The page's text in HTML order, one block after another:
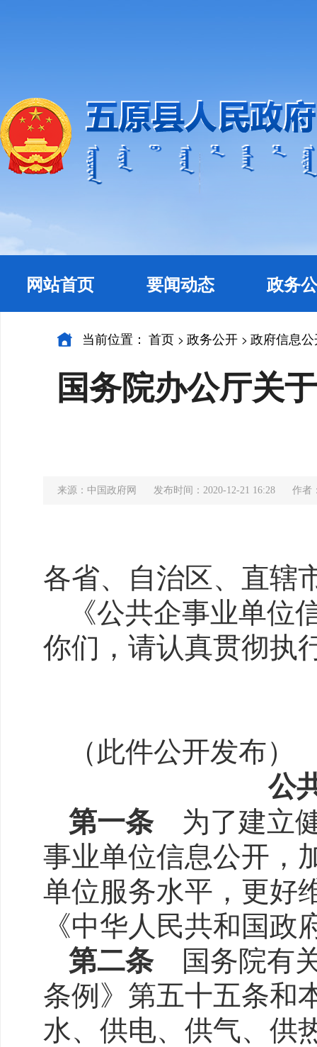
网站首页 要闻动态 政务
当前位置： 首页 > 政务公开 > 政府信息
国务院办公厅关
来源：中国政府网 发布时间：2020-12-21 16:28 作者
各省、自治区、直辖
《公共企事业单
你们，请认真贯彻执
（此件公开发布）
公
第一条为了建立健
事业单位信息公开，
单位服务水平，更好
《中华人民共和国
第二条国务院有关
条例》第五十五条和
水、供电、供气、供